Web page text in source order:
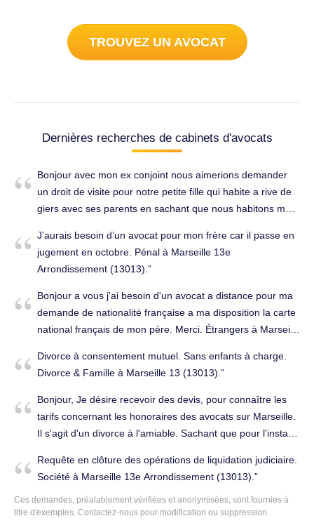
TROUVEZ UN AVOCAT
Dernières recherches de cabinets d'avocats
Bonjour avec mon ex conjoint nous aimerions demander
un droit de visite pour notre petite fille qui habite a rive de
giers avec ses parents en sachant que nous habitons mon
signalement à la PMI pour maltraitance a l'encontre de
notre gendre sur notre petite fillele 10 janvier dernier un
jugement doit etre fait le 25 fevrier prochain .Depuis notre
fille a rompu tous contact avec nous , nous ne recevons
plus de photos ni vidéo de la notre petite fille refuse de
nous parler nous n'avons pas de logement sur rive de
obtenir ce droit comment faire merci de nous guider s'il
vous plait bien a vous . Famille, successions à Marseille
13e Arrondissement (13013).
J’aurais besoin d’un avocat pour mon frère car il passe en
jugement en octobre. Pénal à Marseille 13e
Arrondissement (13013).
Bonjour a vous j'ai besoin d'un avocat a distance pour ma
demande de nationalité française a ma disposition la carte
national français de mon père. Merci. Étrangers à Marseille
Divorce à consentement mutuel. Sans enfants à charge.
Divorce & Famille à Marseille 13 (13013).
Bonjour, Je désire recevoir des devis, pour connaître les
tarifs concernant les honoraires des avocats sur Marseille.
Il s'agit d'un divorce à l'amiable. Sachant que pour l'instant,
l'instant sans ressources. Bien cordialement, Divorce &
Famille à Marseille 13e Arrondissement (13013).
Requête en clôture des opérations de liquidation judiciaire.
Société à Marseille 13e Arrondissement (13013).
Ces demandes, préalablement vérifiées et anonymisées, sont fournies à
titre d'exemples. Contactez-nous pour modification ou suppression.